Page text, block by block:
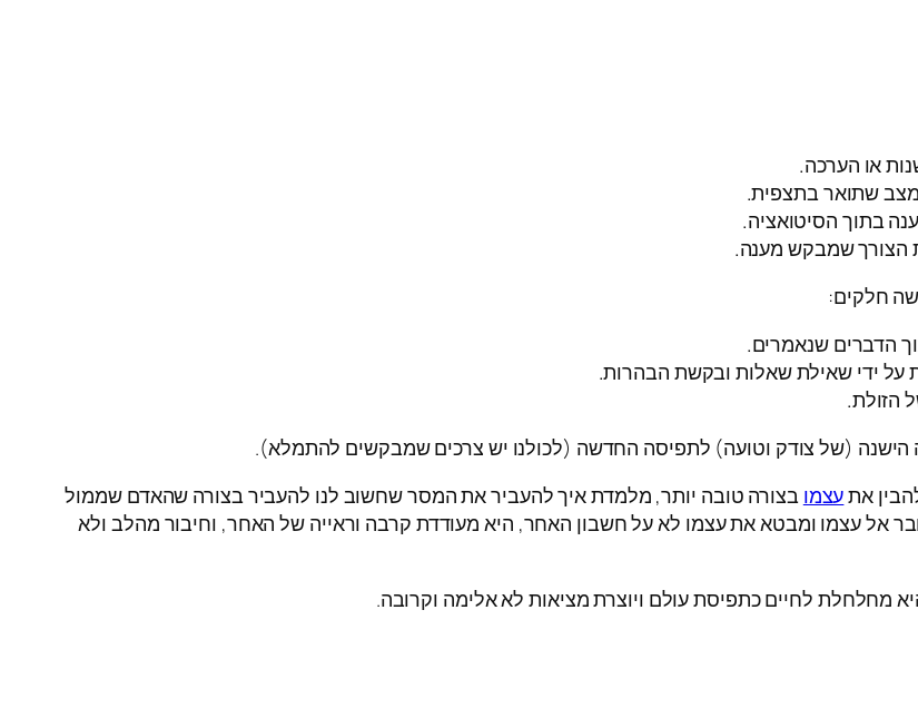
או הערכה.
שתואר בתצפית.
בתוך הסיטואציה.
הצורך שמבקש מענה.
חלקים:
הדברים שנאמרים.
על ידי שאילת שאלות ובקשת הבהרות.
הזולת.
(של צודק וטועה) לתפיסה החדשה (לכולנו יש צרכים שמבקשים להתמלא).
אתעצמו בצורה טובה יותר, מלמדת איך להעביר את המסר שחשוב לנו להעביר בצורה שהאדם שממול
אל עצמו ומבטא את עצמו לא על חשבון האחר, היא מעודדת קרבה וראייה של האחר, וחיבור מהלב ולא
לחיים כתפיסת עולם ויוצרת מציאות לא אלימה וקרובה.